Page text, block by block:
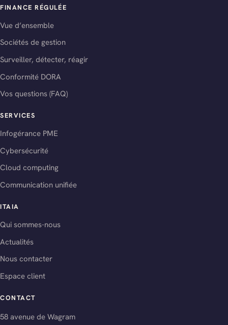
FINANCE RÉGULÉE
Vue d’ensemble
Sociétés de gestion
Surveiller, détecter, réagir
Conformité DORA
Vos questions (FAQ)
SERVICES
Infogérance PME
Cybersécurité
Cloud computing
Communication unifiée
ITAIA
Qui sommes-nous
Actualités
Nous contacter
Espace client
CONTACT
58 avenue de Wagram